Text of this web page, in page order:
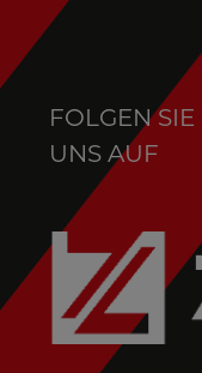
FOLGEN SIE
UNS AUF